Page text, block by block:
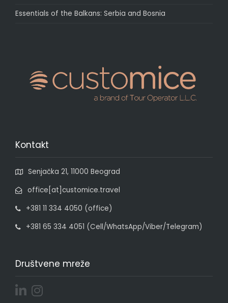
Essentials of the Balkans: Serbia and Bosnia
Kontakt
Senjačka 21, 11000 Beograd
office[at]customice.travel
+381 11 334 4050 (office)
+381 65 334 4051 (Cell/WhatsApp/Viber/Telegram)
Društvene mreže